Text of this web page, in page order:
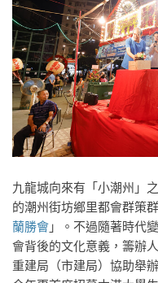
九龍城向來有「小潮州」
的潮州街坊鄉里都會群策
蘭勝會 」。不過隨著時代
會背後的文化意義，籌辦
重建局（市建局）協助舉